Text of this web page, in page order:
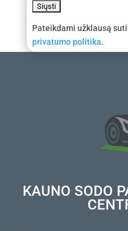
Pateikdami užklausą
privatumo politika.
KAUNO SODO